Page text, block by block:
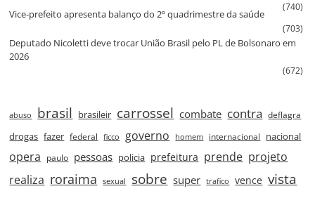
(740)
Vice‑prefeito apresenta balanço do 2º quadrimestre da saúde
(703)
Deputado Nicoletti deve trocar União Brasil pelo PL de Bolsonaro em
2026
(672)
abuso brasil brasileir carrossel combate contra deflagra
drogas fazer federal ficco governo homem internacional nacional
opera paulo pessoas policia prefeitura prende projeto
realiza roraima sexual sobre super trafico vence vista